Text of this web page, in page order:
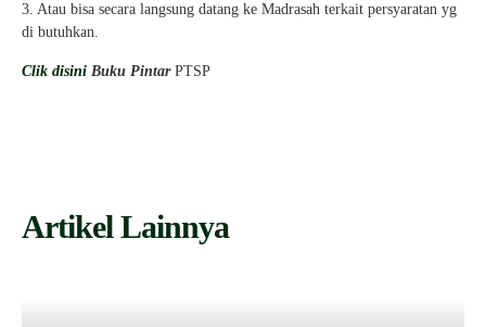
3. Atau bisa secara langsung datang ke Madrasah terkait persyaratan yg
di butuhkan.
Clik disini Buku Pintar PTSP
Artikel Lainnya